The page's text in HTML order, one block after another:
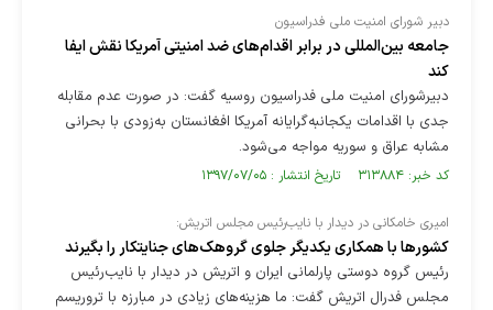
دبیر شورای امنیت ملی فدراسیون
جامعه بین‌المللی در برابر اقدام‌های ضد امنیتی آمریکا نقش ایفا
کند
دبیرشورای امنیت ملی فدراسیون روسیه گفت: در صورت عدم مقابله
جدی با اقدامات یکجانبه‌گرایانه آمریکا افغانستان به‌زودی با بحرانی
مشابه عراق و سوریه مواجه می‌شود.
کد خبر: ۳۱۳۸۸۴ تاریخ انتشار : ۱۳۹۷/۰۷/۰۵
امیری خامکانی در دیدار با نایب‌رئیس مجلس اتریش:
کشورها با همکاری یکدیگر جلوی گروهک‌های جنایتکار را بگیرند
رئیس گروه دوستی پارلمانی ایران و اتریش در دیدار با نایب‌رئیس
مجلس فدرال اتریش گفت: ما هزینه‌های زیادی در مبارزه با تروریسم